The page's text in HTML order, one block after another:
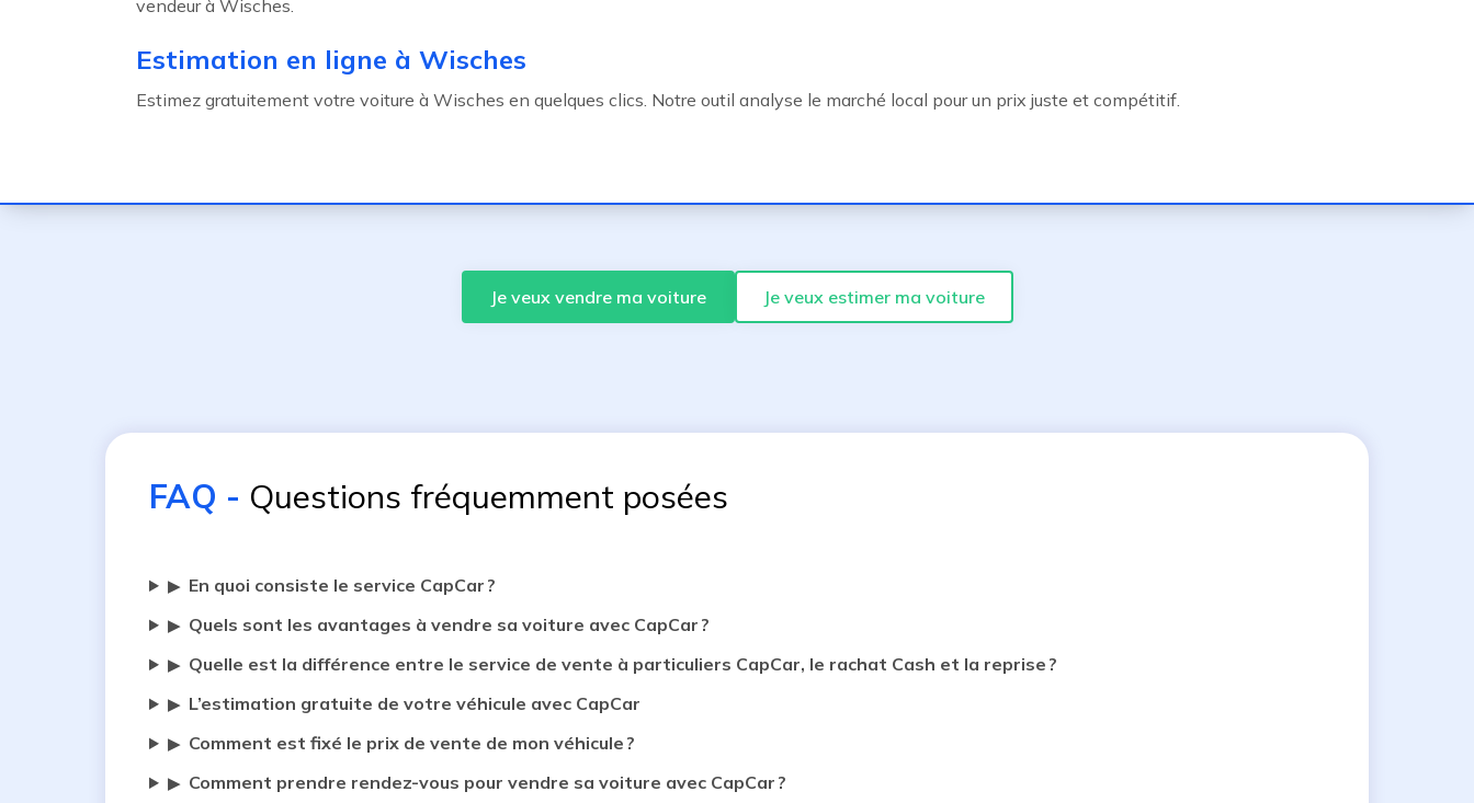
vendeur à Wisches.
Estimation en ligne à Wisches
Estimez gratuitement votre voiture à Wisches en quelques clics. Notre outil analyse le marché local pour un prix juste et compétitif.
Je veux vendre ma voiture Je veux estimer ma voiture
FAQ - Questions fréquemment posées
▶ En quoi consiste le service CapCar ?
▶ Quels sont les avantages à vendre sa voiture avec CapCar ?
▶ Quelle est la différence entre le service de vente à particuliers CapCar, le rachat Cash et la reprise ?
▶ L’estimation gratuite de votre véhicule avec CapCar
▶ Comment est fixé le prix de vente de mon véhicule ?
▶ Comment prendre rendez-vous pour vendre sa voiture avec CapCar ?